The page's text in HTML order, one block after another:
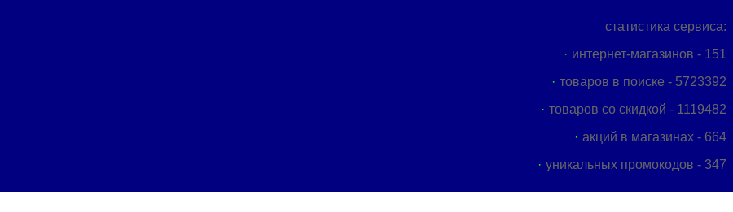
статистика сервиса:
интернет-магазинов - 151
товаров в поиске - 5723392
товаров со скидкой - 1119482
акций в магазинах - 664
уникальных промокодов - 347